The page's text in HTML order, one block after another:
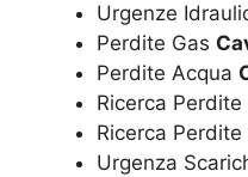
Urgenze
Perdite Gas
Perdite Acqua
Ricerca Perdite
Ricerca Perdite
Urgenza